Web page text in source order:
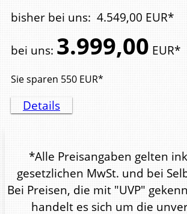
bisher bei uns: 4.549,00 EUR*
bei uns: 3.999,00 EUR*
Sie sparen 550 EUR*
Details
*Alle Preisangaben gelten
gesetzlichen MwSt. und bei
Bei Preisen, die mit "UVP"
handelt es sich um die